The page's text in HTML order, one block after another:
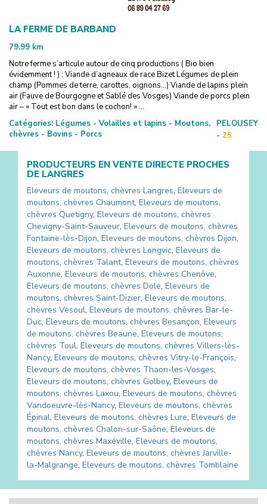
LA FERME DE BARBAND
79.99 km
Notre ferme s’articule autour de cinq productions ( Bio bien
évidemment ! ) : Viande d’agneaux de race Bizet Légumes de plein
champ (Pommes de terre, carottes, oignons…) Viande de lapins plein
air (Fauve de Bourgogne et Sablé des Vosges) Viande de porcs plein
air – « Tout est bon dans le cochon! » ...
Catégories: Légumes - Volailles et lapins - Moutons,
chèvres - Bovins - Porcs
PELOUSEY
- 25
PRODUCTEURS EN VENTE DIRECTE PROCHES
DE LANGRES
Eleveurs de moutons, chèvres Langres, Eleveurs de
moutons, chèvres Chaumont, Eleveurs de moutons,
chèvres Quetigny, Eleveurs de moutons, chèvres
Chevigny-Saint-Sauveur, Eleveurs de moutons, chèvres
Fontaine-lès-Dijon, Eleveurs de moutons, chèvres Dijon,
Eleveurs de moutons, chèvres Longvic, Eleveurs de
moutons, chèvres Talant, Eleveurs de moutons, chèvres
Auxonne, Eleveurs de moutons, chèvres Chenôve,
Eleveurs de moutons, chèvres Dole, Eleveurs de
moutons, chèvres Saint-Dizier, Eleveurs de moutons,
chèvres Vesoul, Eleveurs de moutons, chèvres Bar-le-
Duc, Eleveurs de moutons, chèvres Besançon, Eleveurs
de moutons, chèvres Beaune, Eleveurs de moutons,
chèvres Toul, Eleveurs de moutons, chèvres Villers-lès-
Nancy, Eleveurs de moutons, chèvres Vitry-le-François,
Eleveurs de moutons, chèvres Thaon-les-Vosges,
Eleveurs de moutons, chèvres Golbey, Eleveurs de
moutons, chèvres Laxou, Eleveurs de moutons, chèvres
Vandoeuvre-lès-Nancy, Eleveurs de moutons, chèvres
Épinal, Eleveurs de moutons, chèvres Lure, Eleveurs de
moutons, chèvres Chalon-sur-Saône, Eleveurs de
moutons, chèvres Maxéville, Eleveurs de moutons,
chèvres Nancy, Eleveurs de moutons, chèvres Jarville-
la-Malgrange, Eleveurs de moutons, chèvres Tomblaine